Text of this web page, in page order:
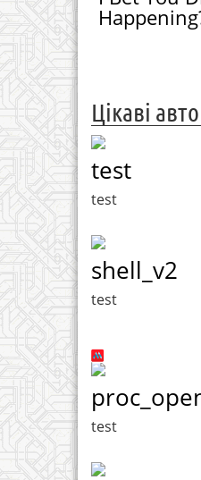
Цікаві
test
test
shell_v2
test
test